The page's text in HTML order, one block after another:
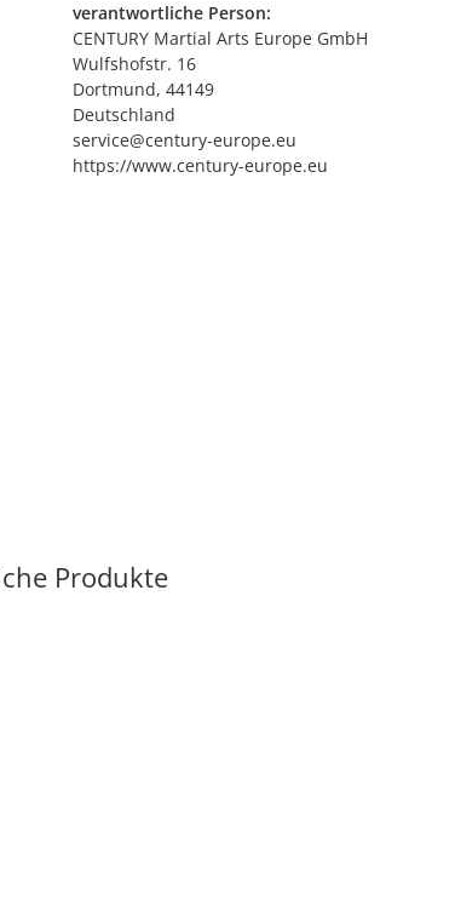
verantwortliche Person:
CENTURY Martial Arts Europe GmbH
Wulfshofstr. 16
Dortmund, 44149
Deutschland
service@century-europe.eu
https://www.century-europe.eu
Produkte